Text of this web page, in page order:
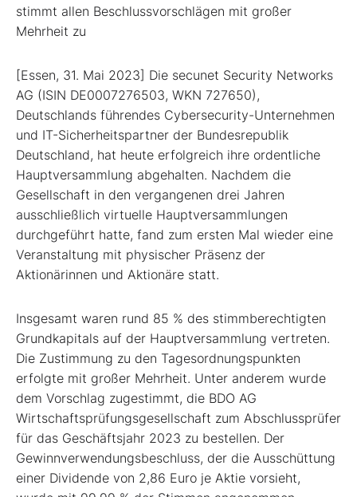
stimmt allen Beschlussvorschlägen mit großer
Mehrheit zu
[Essen, 31. Mai 2023] Die secunet Security Networks
AG (ISIN DE0007276503, WKN 727650),
Deutschlands führendes Cybersecurity-Unternehmen
und IT-Sicherheitspartner der Bundesrepublik
Deutschland, hat heute erfolgreich ihre ordentliche
Hauptversammlung abgehalten. Nachdem die
Gesellschaft in den vergangenen drei Jahren
ausschließlich virtuelle Hauptversammlungen
durchgeführt hatte, fand zum ersten Mal wieder eine
Veranstaltung mit physischer Präsenz der
Aktionärinnen und Aktionäre statt.
Insgesamt waren rund 85 % des stimmberechtigten
Grundkapitals auf der Hauptversammlung vertreten.
Die Zustimmung zu den Tagesordnungspunkten
erfolgte mit großer Mehrheit. Unter anderem wurde
dem Vorschlag zugestimmt, die BDO AG
Wirtschaftsprüfungsgesellschaft zum Abschlussprüfer
für das Geschäftsjahr 2023 zu bestellen. Der
Gewinnverwendungsbeschluss, der die Ausschüttung
einer Dividende von 2,86 Euro je Aktie vorsieht,